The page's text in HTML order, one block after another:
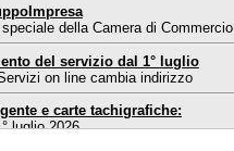
speciale della Camera di Commercio
del servizio dal 1° luglio
on line cambia indirizzo
e carte tachigrafiche:
luglio 2026